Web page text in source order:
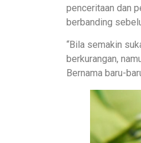
penceritaan dan
berbanding
“Bila semakin
berkurangan,
Bernama baru-